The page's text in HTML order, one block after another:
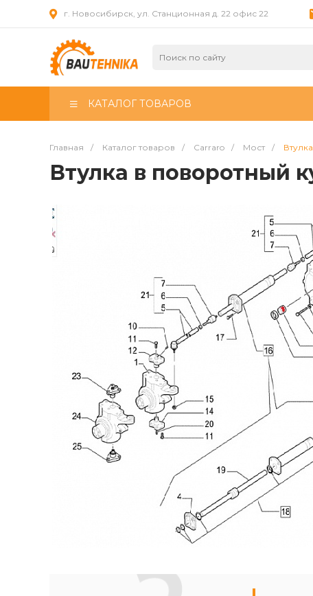
г. Новосибирск, ул. Станционная д. 22 офис 22
КАТАЛОГ ТОВАРОВ
Главная / Каталог товаров / Carraro / Мост /
Втулка в поворотный